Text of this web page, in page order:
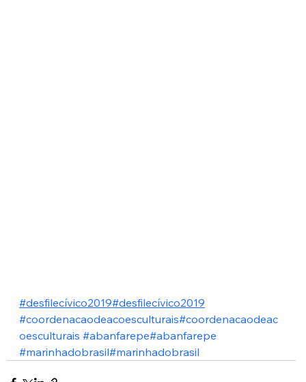
#desfilecívico2019#desfilecívico2019
#coordenacaodeacoesculturais#coordenacaodeac
oesculturais #abanfarepe#abanfarepe
#marinhadobrasil#marinhadobrasil